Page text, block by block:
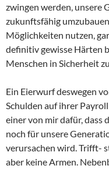
zwingen werden, unsere
zukunftsfähig
Möglichkeiten nutzen,
definitiv gewisse Härten
Menschen in Sicherheit
Ein Eierwurf deswegen
Schulden auf ihrer
einer von mir dafür, dass
noch für unsere
verursachen wird. Trifft-
aber keine Armen.